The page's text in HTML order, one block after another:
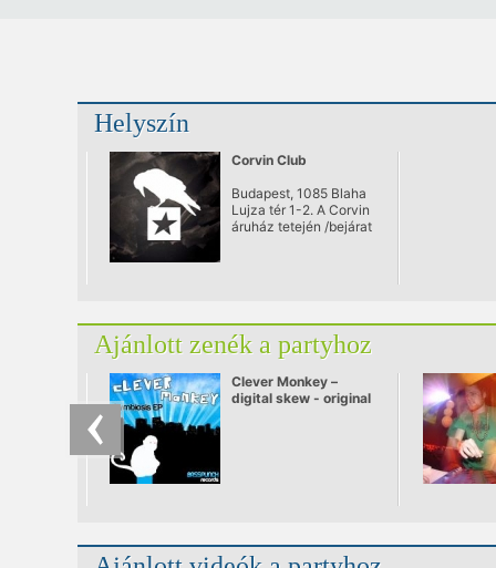
Helyszín
Corvin Club
Budapest, 1085 Blaha
Lujza tér 1-2. A Corvin
áruház tetején /bejárat
Ajánlott zenék a partyhoz
Clever Monkey –
digital skew - original